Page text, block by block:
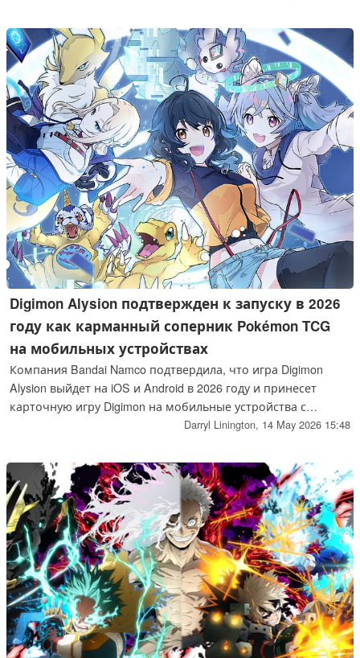
технология перейдет на более крупный iPad Fold.
Digimon Alysion подтвержден к запуску в 2026
году как карманный соперник Pokémon TCG
на мобильных устройствах
Компания Bandai Namco подтвердила, что игра Digimon
Alysion выйдет на iOS и Android в 2026 году и принесет
карточную игру Digimon на мобильные устройства с
оригинальным сюжетом и сражениями TCG.
Darryl Linington, 14 May 2026 15:48